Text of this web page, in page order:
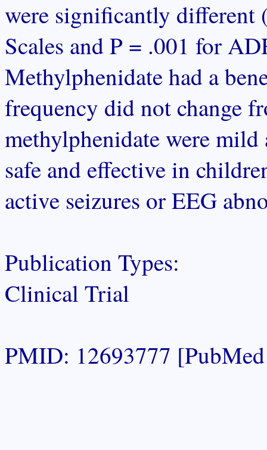
were significantly different
Scales and P = .001 for
Methylphenidate had a
frequency did not change
methylphenidate were
safe and effective in
active seizures or EEG
Publication Types:
Clinical Trial
PMID: 12693777